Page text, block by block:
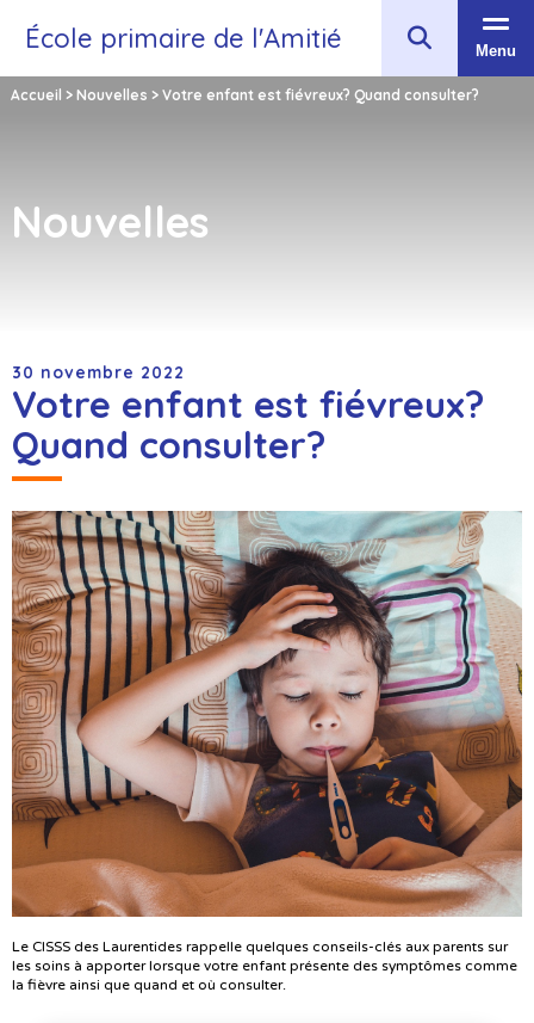
École primaire de l'Amitié Menu
Accueil > Nouvelles > Votre enfant est fiévreux? Quand consulter?
Nouvelles
30 novembre 2022
Votre enfant est fiévreux?
Quand consulter?
Le CISSS des Laurentides rappelle quelques conseils-clés aux parents sur
les soins à apporter lorsque votre enfant présente des symptômes comme
la fièvre ainsi que quand et où consulter.